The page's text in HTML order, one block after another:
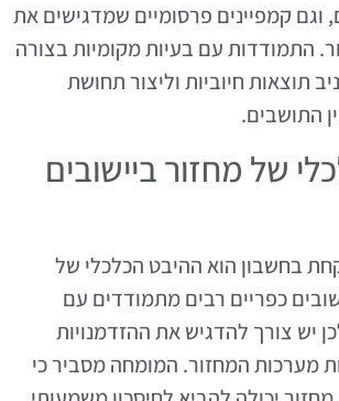
וגם קמפיינים פרסומיים שמדגישים את
התמודדות עם בעיות מקומיות בצורה
תוצאות חיוביות וליצור תחושת
התושבים.
של מחזור ביישובים
בחשבון הוא ההיבט הכלכלי של
כפריים רבים מתמודדים עם
יש צורך להדגיש את ההזדמנויות
מערכות המחזור. המומחה מסביר כי